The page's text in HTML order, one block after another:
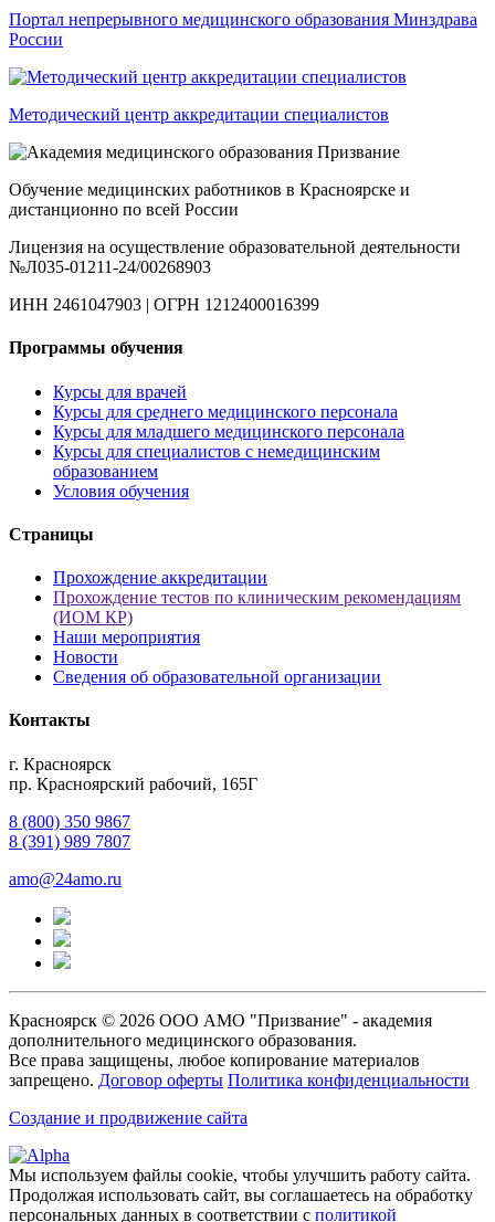
Портал непрерывного медицинского образования Минздрава
России
Методический центр аккредитации специалистов
Обучение медицинских работников в Красноярске и
дистанционно по всей России
Лицензия на осуществление образовательной деятельности
№Л035-01211-24/00268903
ИНН 2461047903 | ОГРН 1212400016399
Программы обучения
Курсы для врачей
Курсы для среднего медицинского персонала
Курсы для младшего медицинского персонала
Курсы для специалистов с немедицинским
образованием
Условия обучения
Страницы
Прохождение аккредитации
Прохождение тестов по клиническим рекомендациям
(ИОМ КР)
Наши мероприятия
Новости
Сведения об образовательной организации
Контакты
г. Красноярск
пр. Красноярский рабочий, 165Г
8 (800) 350 9867
8 (391) 989 7807
amo@24amo.ru
Красноярск © 2026 ООО АМО "Призвание" - академия
дополнительного медицинского образования.
Все права защищены, любое копирование материалов
запрещено. Договор оферты Политика конфиденциальности
Создание и продвижение сайта
Мы используем файлы cookie, чтобы улучшить работу сайта.
Продолжая использовать сайт, вы соглашаетесь на обработку
персональных данных в соответствии с политикой